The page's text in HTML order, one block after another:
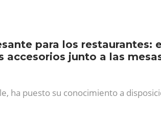
para los restaurantes:
junto a las
ha puesto su conocimiento a